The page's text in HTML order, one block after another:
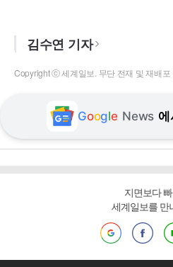
김수연 기자
Copyright ⓒ 세계일보. 무단 전재 및 재배포
Google News 에
지면보다
세계일보를 만